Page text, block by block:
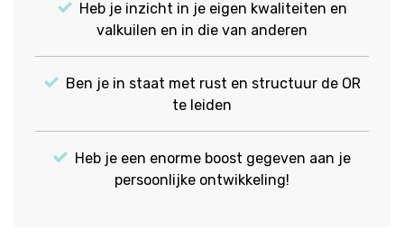
Heb je inzicht in je eigen kwaliteiten en
valkuilen en in die van anderen
Ben je in staat met rust en structuur de OR
te leiden
Heb je een enorme boost gegeven aan je
persoonlijke ontwikkeling!